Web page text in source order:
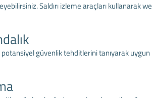
Saldırı izleme araçları kullanarak
potansiyel güvenlik tehditlerini tanıyarak uygun